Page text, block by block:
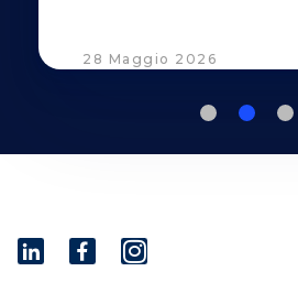
28 Maggio 2026
I